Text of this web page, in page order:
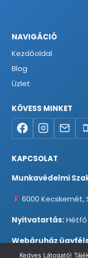
NAVIGÁCIÓ
Kezdőoldal
Blog
Üzlet
KÖVESS MINKET
KAPCSOLAT
Munkavédelmi
6000 Kecskemét,
Nyitvatartás:Hétfő
Webáruház
info@testpancel.hu
Kedves Látogató!